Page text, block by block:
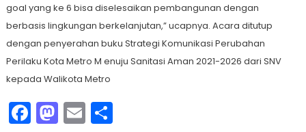
goal yang ke 6 bisa diselesaikan pembangunan dengan
berbasis lingkungan berkelanjutan,” ucapnya. Acara ditutup
dengan penyerahan buku Strategi Komunikasi Perubahan
Perilaku Kota Metro M enuju Sanitasi Aman 2021-2026 dari SNV
kepada Walikota Metro
Facebook
Mastodon
EmailShare